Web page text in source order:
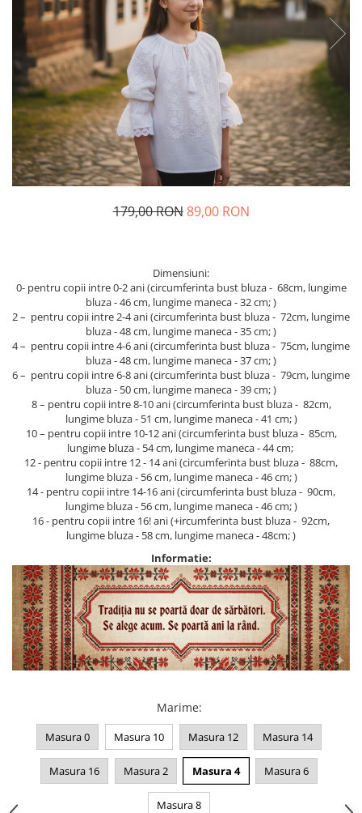
Tricouri
Treninguri
Ii traditionale
Rochii traditionale
Rochii Elegante
Costume populare
Fote & Catrinte
Jucarii
179,00 RON 89,00 RON
Dimensiuni:
0- pentru copii intre 0-2 ani (circumferinta bust bluza - 68cm, lungime
bluza - 46 cm, lungime maneca - 32 cm; )
2 – pentru copii intre 2-4 ani (circumferinta bust bluza - 72cm, lungime
bluza - 48 cm, lungime maneca - 35 cm; )
4 – pentru copii intre 4-6 ani (circumferinta bust bluza - 75cm, lungime
bluza - 48 cm, lungime maneca - 37 cm; )
6 – pentru copii intre 6-8 ani (circumferinta bust bluza - 79cm, lungime
bluza - 50 cm, lungime maneca - 39 cm; )
8 – pentru copii intre 8-10 ani (circumferinta bust bluza - 82cm,
lungime bluza - 51 cm, lungime maneca - 41 cm; )
10 – pentru copii intre 10-12 ani (circumferinta bust bluza - 85cm,
lungime bluza - 54 cm, lungime maneca - 44 cm;
12 - pentru copii intre 12 - 14 ani (circumferinta bust bluza - 88cm,
lungime bluza - 56 cm, lungime maneca - 46 cm; )
14 - pentru copii intre 14-16 ani (circumferinta bust bluza - 90cm,
lungime bluza - 56 cm, lungime maneca - 46 cm; )
16 - pentru copii intre 16! ani (+ircumferinta bust bluza - 92cm,
lungime bluza - 58 cm, lungime maneca - 48cm; )
Informatie:
Marime:
Masura 0 Masura 10 Masura 12 Masura 14
Masura 16 Masura 2 Masura 4 Masura 6
Masura 8